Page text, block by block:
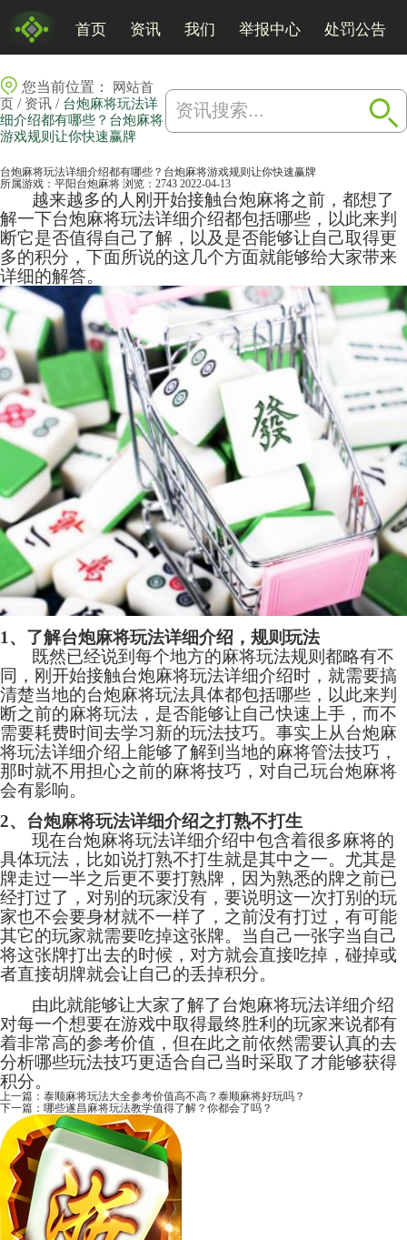
首页 资讯 我们 举报中心 处罚公告
您当前位置：
网站首
页 / 资讯 / 台炮麻将玩法详
细介绍都有哪些？台炮麻将
游戏规则让你快速赢牌
台炮麻将玩法详细介绍都有哪些？台炮麻将游戏规则让你快速赢牌
所属游戏： 平阳台炮麻将 浏览：2743 2022-04-13
越来越多的人刚开始接触台炮麻将之前，都想了
解一下台炮麻将玩法详细介绍都包括哪些，以此来判
断它是否值得自己了解，以及是否能够让自己取得更
多的积分，下面所说的这几个方面就能够给大家带来
详细的解答。
1、了解台炮麻将玩法详细介绍，规则玩法
既然已经说到每个地方的麻将玩法规则都略有不
同，刚开始接触台炮麻将玩法详细介绍时，就需要搞
清楚当地的台炮麻将玩法具体都包括哪些，以此来判
断之前的麻将玩法，是否能够让自己快速上手，而不
需要耗费时间去学习新的玩法技巧。事实上从台炮麻
将玩法详细介绍上能够了解到当地的麻将管法技巧，
那时就不用担心之前的麻将技巧，对自己玩台炮麻将
会有影响。
2、台炮麻将玩法详细介绍之打熟不打生
现在台炮麻将玩法详细介绍中包含着很多麻将的
具体玩法，比如说打熟不打生就是其中之一。尤其是
牌走过一半之后更不要打熟牌，因为熟悉的牌之前已
经打过了，对别的玩家没有，要说明这一次打别的玩
家也不会要身材就不一样了，之前没有打过，有可能
其它的玩家就需要吃掉这张牌。当自己一张字当自己
将这张牌打出去的时候，对方就会直接吃掉，碰掉或
者直接胡牌就会让自己的丢掉积分。
由此就能够让大家了解了台炮麻将玩法详细介绍
对每一个想要在游戏中取得最终胜利的玩家来说都有
着非常高的参考价值，但在此之前依然需要认真的去
分析哪些玩法技巧更适合自己当时采取了才能够获得
积分。
上一篇： 泰顺麻将玩法大全参考价值高不高？泰顺麻将好玩吗？
下一篇： 哪些遂昌麻将玩法教学值得了解？你都会了吗？